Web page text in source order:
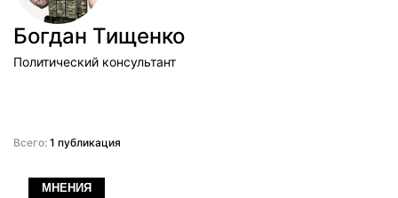
Богдан Тищенко
Политический консультант
Всего: 1 публикация
МНЕНИЯ